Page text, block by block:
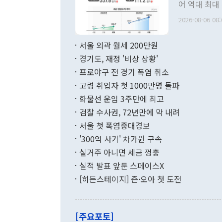
관의 무리한
다. [정동영 통일부 장관이 지난달 23일 오후 서울 종로구 정부서울청사에
무너졌다고
함께 4자 대
"우리의 선
관은 업무
어 역대 최
료=한국은행] 한국은행이 6일 발표한 '2026년 6월 국제수지(잠정)'
며 월간 기
196.9% 급
수출은
기록했지만
로 전환됐다.
는 배당수입
2026-08-06
서울 외곽 월세 200만원
경기도, 재정 '비상 상황'
프로야구 전 경기 폭염 취소
고령 취업자 첫 1000만명 돌파
화물선 운임 3주만에 최고
검찰 수사권, 72년만에 막 내려
서울 첫 폭염중대경보
'300억 사기' 차가원 구속
실거주 아니면 세금 껑충
실적 발표 앞둔 스페이스X
[히든스테이지] 즌·오아 첫 도전
[주요포토]